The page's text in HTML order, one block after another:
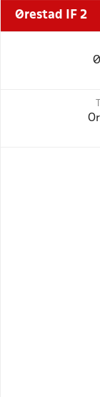
Ørestad IF 2